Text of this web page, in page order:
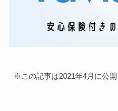
※この記事は2021年4月に公